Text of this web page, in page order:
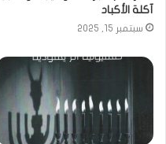
آكلة الأكباد
سبتمبر 15, 2025